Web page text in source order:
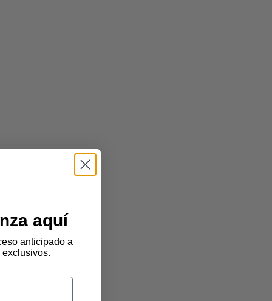
aquí
anticipado a
exclusivos.